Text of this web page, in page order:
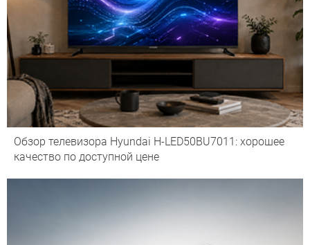
Обзор телевизора Hyundai H-LED50BU7011: хорошее
качество по доступной цене